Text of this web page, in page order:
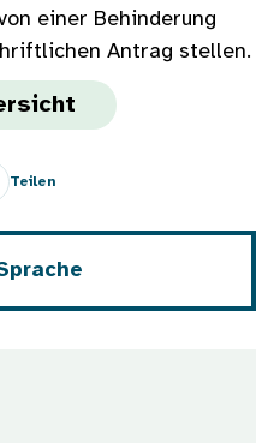
einer Behinderung
Antrag stellen.
Teilen